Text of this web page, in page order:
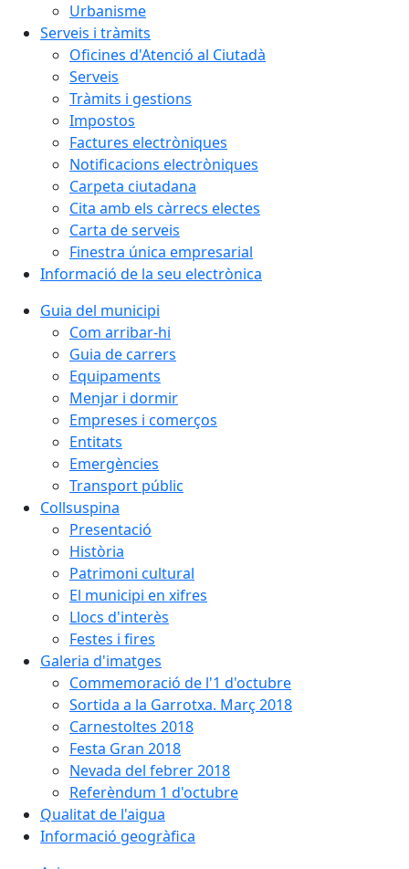
Urbanisme
Serveis i tràmits
Oficines d'Atenció al Ciutadà
Serveis
Tràmits i gestions
Impostos
Factures electròniques
Notificacions electròniques
Carpeta ciutadana
Cita amb els càrrecs electes
Carta de serveis
Finestra única empresarial
Informació de la seu electrònica
Guia del municipi
Com arribar-hi
Guia de carrers
Equipaments
Menjar i dormir
Empreses i comerços
Entitats
Emergències
Transport públic
Collsuspina
Presentació
Història
Patrimoni cultural
El municipi en xifres
Llocs d'interès
Festes i fires
Galeria d'imatges
Commemoració de l'1 d'octubre
Sortida a la Garrotxa. Març 2018
Carnestoltes 2018
Festa Gran 2018
Nevada del febrer 2018
Referèndum 1 d'octubre
Qualitat de l'aigua
Informació geogràfica